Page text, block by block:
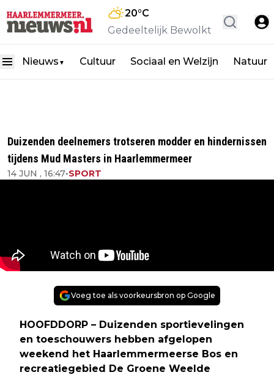
20°C
Gedeeltelijk Bewolkt
Nieuws ▼ Cultuur Sociaal en Welzijn Natuur
Duizenden deelnemers trotseren modder en hindernissen
tijdens Mud Masters in Haarlemmermeer
14 JUN , 16:47•SPORT
Voeg toe als voorkeursbron op Google
HOOFDDORP – Duizenden sportievelingen
en toeschouwers hebben afgelopen
weekend het Haarlemmermeerse Bos en
recreatiegebied De Groene Weelde